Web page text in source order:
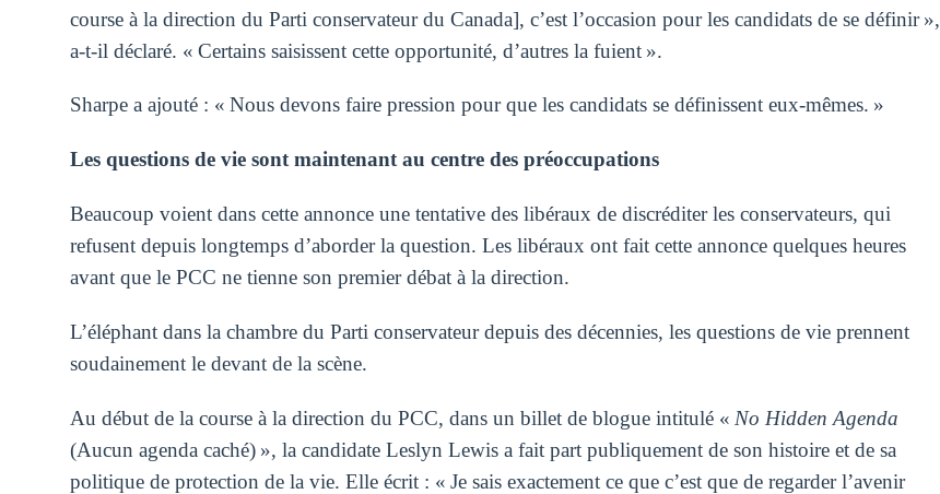
course à la direction du Parti conservateur du Canada], c’est l’occasion pour les candidats de se définir »,
a-t-il déclaré. « Certains saisissent cette opportunité, d’autres la fuient ».
Sharpe a ajouté : « Nous devons faire pression pour que les candidats se définissent eux-mêmes. »
Les questions de vie sont maintenant au centre des préoccupations
Beaucoup voient dans cette annonce une tentative des libéraux de discréditer les conservateurs, qui
refusent depuis longtemps d’aborder la question. Les libéraux ont fait cette annonce quelques heures
avant que le PCC ne tienne son premier débat à la direction.
L’éléphant dans la chambre du Parti conservateur depuis des décennies, les questions de vie prennent
soudainement le devant de la scène.
Au début de la course à la direction du PCC, dans un billet de blogue intitulé « No Hidden Agenda
(Aucun agenda caché) », la candidate Leslyn Lewis a fait part publiquement de son histoire et de sa
politique de protection de la vie. Elle écrit : « Je sais exactement ce que c’est que de regarder l’avenir